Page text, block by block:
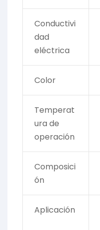
Conductivi
dad
eléctrica
Color
Temperat
ura de
operación
Composici
ón
Aplicación